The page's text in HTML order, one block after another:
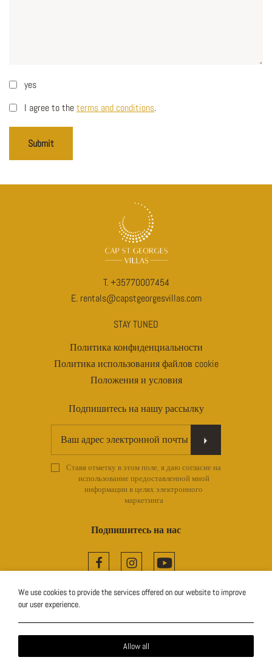
yes
I agree to theterms and conditions.
Submit
STAY TUNED
Политика конфиденциальности
Политика использования файлов cookie
Положения и условия
T.+35770007454
E. rentals@capstgeorgesvillas.com
Подпишитесь на нашу рассылку
Ставя отметку в этом поле, я даю согласие на
использование предоставленной мной
информации в целях электронного
маркетинга
Подпишитесь на нас
FacebookInstagramYouTube
Local Time:14:54
We use cookies to provide the services offered on our website to improve
our user experience.
Allow all